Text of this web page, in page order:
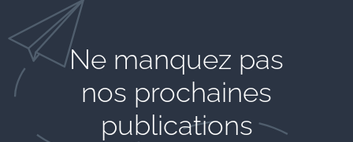
Ne manquez pas
nos prochaines
publications